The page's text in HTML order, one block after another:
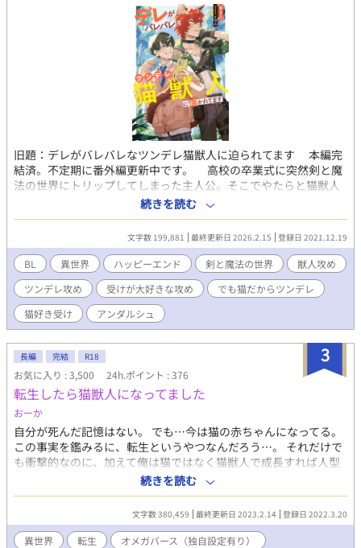
旧題：デレがバレバレなツンデレ猫獣人に迫られてます 本編完
結済。不定期に番外編更新中です。 高校の卒業式に突然剣と魔
法の世界にトリップしてしまった主人公。そこでやたらと猫獣人
の冒険者がうざ絡みしてくる。 「よおチンチクリン」「相変わら
ず弱そうだな」「お前まだ生きてたのか」「お前に冒険者は無理
だっての」と毎日毎日うんざりするほど悪口ばかり言ってくる猫
獣人。お前俺が猫好きじゃなかったらとっくの昔にキレてるから
な！ お前が猫獣人だからつい許しちゃうけど！ ある日冗談で
スマートフォンに入っていた猫語翻訳アプリを使ってみたらなに
やら様子がおかしい。 『かまって』『恋をしているの！』『愛す
る人、聞こえてる？』『私を見て』とおかしな翻訳をされるもん
だから猫獣人をどういう目で見たらいいのか分からなくなる。
ツンデレヘタレ猫獣人(冒険者としては優秀)✕異世界トリップし
てしまった猫好き主人公。 ツイッターで呟いた話をぼちぼち書
いています。 お気に入り登録や感想もらえるととても喜びま
す！匿名ご希望の方はTwitterの質問箱かマシュマロへどうぞ！
続きを読む
文字数 199,881 最終更新日 2026.2.15 登録日 2021.12.19
BL 異世界 ハッピーエンド 剣と魔法の世界
獣人攻め
ツンデレ攻め
受けが大好きな攻め
でも猫だからツンデレ
猫好き受け
アンダルシュ
3
長編 完結 R18
お気に入り : 3,500 24h.ポイント : 376
転生したら猫獣人になってました
おーか
自分が死んだ記憶はない。 でも…今は猫の赤ちゃんになってる。
この事実を鑑みるに、転生というやつなんだろう…。 それだけで
も衝撃的なのに、加えて俺は猫ではなく猫獣人で成長すれば人型
をとれるようになるらしい。 それに、バース性なるものが存在す
るという。 第10回BL小説大賞 奨励賞を頂きました。読んで、応
援して下さった皆様ありがとうございました。
続きを読む
文字数 380,459 最終更新日 2023.2.14 登録日 2022.3.20
異世界 転生
オメガバース（独自設定有り）